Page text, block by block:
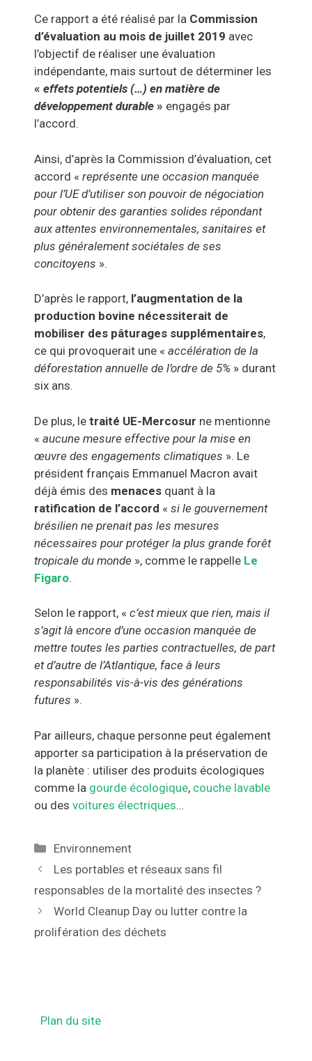
Ce rapport a été réalisé par la Commission
d’évaluation au mois de juillet 2019 avec
l’objectif de réaliser une évaluation
indépendante, mais surtout de déterminer les
«effets potentiels (…) en matière de
développement durable » engagés par
l’accord.
Ainsi, d’après la Commission d’évaluation, cet
accord «représente une occasion manquée
pour l’UE d’utiliser son pouvoir de négociation
pour obtenir des garanties solides répondant
aux attentes environnementales, sanitaires et
plus généralement sociétales de ses
concitoyens ».
D’après le rapport, l’augmentation de la
production bovine nécessiterait de
mobiliser des pâturages supplémentaires,
ce qui provoquerait une «accélération de la
déforestation annuelle de l’ordre de 5% » durant
six ans.
De plus, letraité UE-Mercosur ne mentionne
«aucune mesure effective pour la mise en
œuvre des engagements climatiques ». Le
président français Emmanuel Macron avait
déjà émis des menaces quant à la
ratification de l’accord «si le gouvernement
brésilien ne prenait pas les mesures
nécessaires pour protéger la plus grande forêt
tropicale du monde », comme le rappelle Le
Figaro.
Selon le rapport, «c’est mieux que rien, mais il
s’agit là encore d’une occasion manquée de
mettre toutes les parties contractuelles, de part
et d’autre de l’Atlantique, face à leurs
responsabilités vis-à-vis des générations
futures ».
Par ailleurs, chaque personne peut également
apporter sa participation à la préservation de
la planète : utiliser des produits écologiques
comme la gourde écologique, couche lavable
ou desvoitures électriques…
Catégories
Environnement
Navigation
articles
Les portables et réseaux sans fil
responsables de la mortalité des insectes ?
World Cleanup Day ou lutter contre la
prolifération des déchets
Plan du site